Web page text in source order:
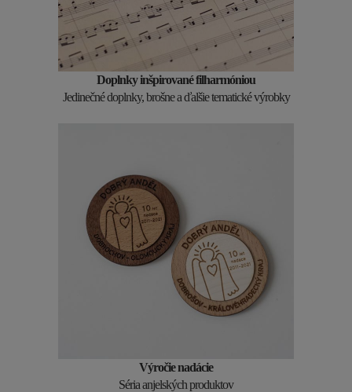
Doplnky inšpirované filharmóniou
Jedinečné doplnky, brošne a ďalšie tematické výrobky
Výročie nadácie
Séria anjelských produktov